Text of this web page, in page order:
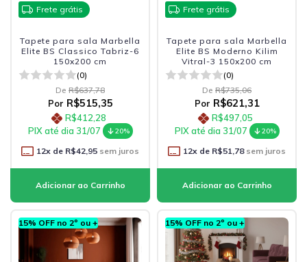
Frete grátis
Tapete para sala Marbella
Elite BS Classico Tabriz-6
150x200 cm
(0)
De R$637,78
Por R$515,35
R$412,28
PIX até dia 31/07
20%
12x de R$42,95 sem juros
Frete grátis
Tapete para sala Marbella
Elite BS Moderno Kilim
Vitral-3 150x200 cm
(0)
De R$735,06
Por R$621,31
R$497,05
PIX até dia 31/07
20%
12x de R$51,78sem juros
15% OFF no 2º ou + 15% OFF no 2º ou +